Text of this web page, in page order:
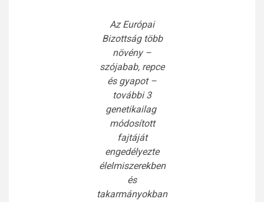
Az Európai
Bizottság több
növény –
szójabab, repce
és gyapot –
további 3
genetikailag
módosított
fajtáját
engedélyezte
élelmiszerekben
és
takarmányokban